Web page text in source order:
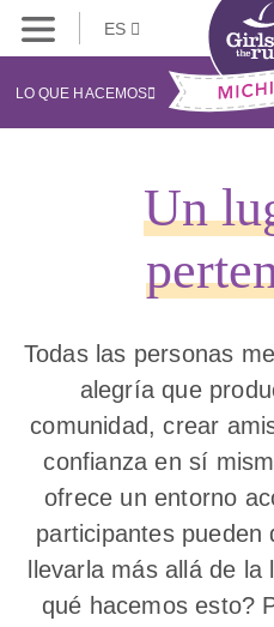
ES
LO QUE HACEMOS
Un
Todas las personas
alegría que
comunidad, crear
confianza en sí
ofrece un entorno
participantes pueden
llevarla más allá de
qué hacemos esto?